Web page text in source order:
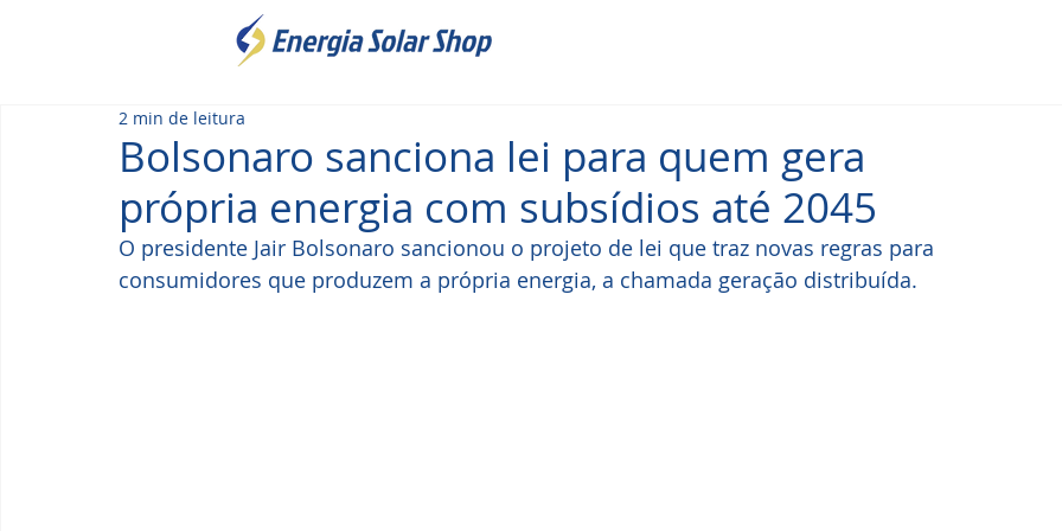
Bolsonaro sanciona lei para quem gera
própria energia com subsídios até 2045
2 min de leitura
O presidente Jair Bolsonaro sancionou o projeto de lei que traz novas regras para
consumidores que produzem a própria energia, a chamada geração distribuída.